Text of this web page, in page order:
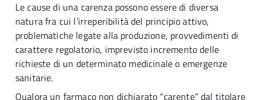
Le cause di una carenza possono essere di diversa
natura fra cui l’irreperibilità del principio attivo,
problematiche legate alla produzione, provvedimenti di
carattere regolatorio, imprevisto incremento delle
richieste di un determinato medicinale o emergenze
sanitarie.
Qualora un farmaco non dichiarato “carente” dal titolare